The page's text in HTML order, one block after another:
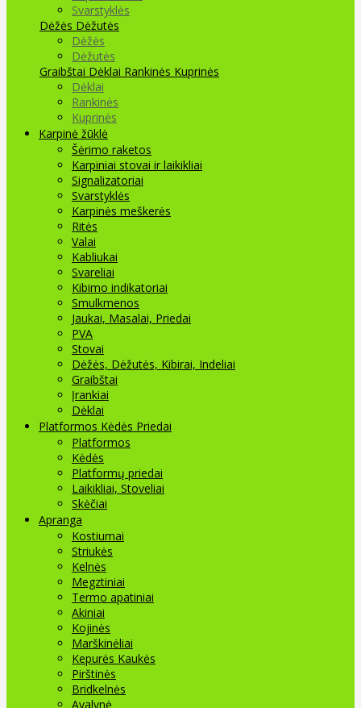
Svarstyklės
Dėžės Dėžutės
Dėžės
Dėžutės
Graibštai Dėklai Rankinės Kuprinės
Dėklai
Rankinės
Kuprinės
Karpinė žūklė
Šėrimo raketos
Karpiniai stovai ir laikikliai
Signalizatoriai
Svarstyklės
Karpinės meškerės
Ritės
Valai
Kabliukai
Svareliai
Kibimo indikatoriai
Smulkmenos
Jaukai, Masalai, Priedai
PVA
Stovai
Dėžės, Dėžutės, Kibirai, Indeliai
Graibštai
Įrankiai
Dėklai
Platformos Kėdės Priedai
Platformos
Kėdės
Platformų priedai
Laikikliai, Stoveliai
Skėčiai
Apranga
Kostiumai
Striukės
Kelnės
Megztiniai
Termo apatiniai
Akiniai
Kojinės
Marškinėliai
Kepurės Kaukės
Pirštinės
Bridkelnės
Avalynė